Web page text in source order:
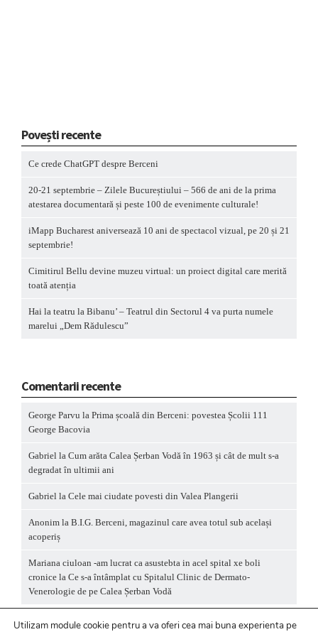
Povești recente
Ce crede ChatGPT despre Berceni
20-21 septembrie – Zilele Bucureștiului – 566 de ani de la prima
atestarea documentară și peste 100 de evenimente culturale!
iMapp Bucharest aniversează 10 ani de spectacol vizual, pe 20 și 21
septembrie!
Cimitirul Bellu devine muzeu virtual: un proiect digital care merită
toată atenția
Hai la teatru la Bibanu’ – Teatrul din Sectorul 4 va purta numele
marelui „Dem Rădulescu”
Comentarii recente
George Parvu la Prima școală din Berceni: povestea Școlii 111
George Bacovia
Gabriel la Cum arăta Calea Șerban Vodă în 1963 și cât de mult s-a
degradat în ultimii ani
Gabriel la Cele mai ciudate povesti din Valea Plangerii
Anonim la B.I.G. Berceni, magazinul care avea totul sub același
acoperiș
Mariana ciuloan -am lucrat ca asustebta in acel spital xe boli
cronice la Ce s-a întâmplat cu Spitalul Clinic de Dermato-
Venerologie de pe Calea Șerban Vodă
Utilizam module cookie pentru a va oferi cea mai buna experienta pe